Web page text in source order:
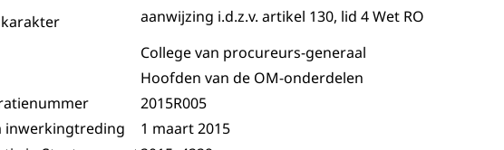
aanwijzing i.d.z.v. artikel 130, lid 4 Wet RO
College van procureurs-generaal
Hoofden van de OM-onderdelen
2015R005
inwerkingtreding
1 maart 2015